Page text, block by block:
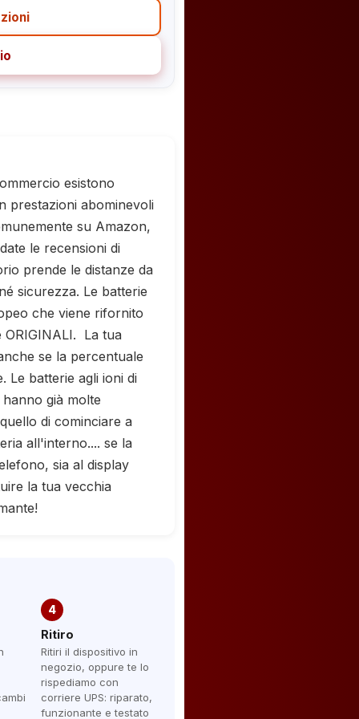
esistono
prestazioni abominevoli
su Amazon,
le recensioni di
prende le distanze da
sicurezza. Le batterie
che viene rifornito
ORIGINALI. La tua
se la percentuale
Le batterie agli ioni di
già molte
di cominciare a
all'interno.... se la
sia al display
la tua vecchia
4
Ritiro
Ritiri il dispositivo in
negozio, oppure te lo
rispediamo con
corriere UPS: riparato,
funzionante e testato